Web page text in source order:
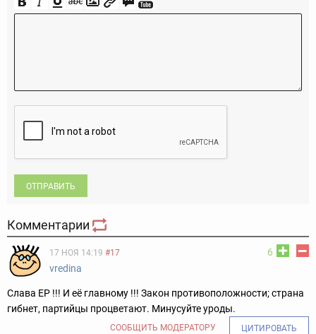
ОТПРАВИТЬ
Комментарии
6
17 НОЯ 14:19 #17
vredina
Слава ЕР !!! И её главному !!! Закон противоположности; страна
гибнет, партийцы процветают. Минусуйте уроды.
СООБЩИТЬ МОДЕРАТОРУ ЦИТИРОВАТЬ